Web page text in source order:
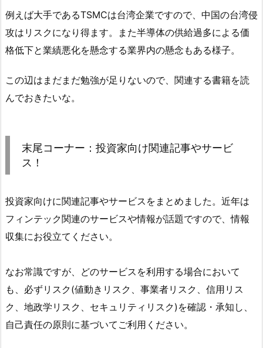
例えば大手であるTSMCは台湾企業ですので、中国の台湾侵
攻はリスクになり得ます。また半導体の供給過多による価
格低下と業績悪化を懸念する業界内の懸念もある様子。
この辺はまだまだ勉強が足りないので、関連する書籍を読
んでおきたいな。
末尾コーナー：投資家向け関連記事やサービ
ス！
投資家向けに関連記事やサービスをまとめました。近年は
フィンテック関連のサービスや情報が話題ですので、情報
収集にお役立てください。
なお常識ですが、どのサービスを利用する場合において
も、必ずリスク(値動きリスク、事業者リスク、信用リス
ク、地政学リスク、セキュリティリスク)を確認・承知し、
自己責任の原則に基づいてご利用ください。